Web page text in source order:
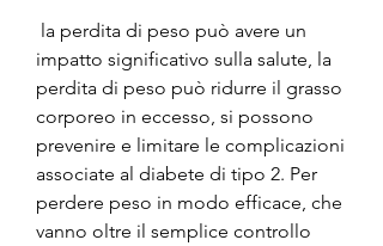
impatto significativo sulla salute, la
perdita di peso può ridurre il grasso
corporeo in eccesso, si possono
prevenire e limitare le complicazioni
associate al diabete di tipo 2. Per
perdere peso in modo efficace, che
vanno oltre il semplice controllo